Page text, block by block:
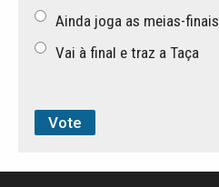
Ainda joga as meias-finais
Vai à final e traz a Taça